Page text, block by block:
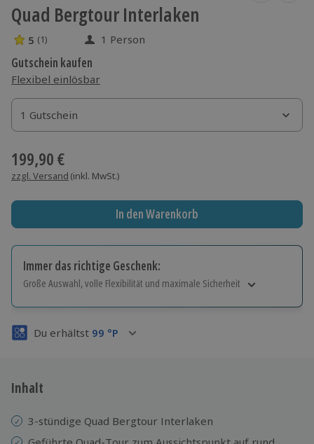
Quad Bergtour Interlaken
5 Sterne von 5 aus 1 Bewertungen
5 (1) 1 Person
Gutschein kaufen
Flexibel einlösbar
1 Gutschein
1 Gutschein
1 Gutschein
199,90 €
zzgl. Versand (inkl. MwSt.)
In den Warenkorb
Immer das richtige Geschenk:
Große Auswahl, volle Flexibilität und maximale Sicherheit
Volle Flexibilität
3 Jahre gültig & verlängerbar.
Du erhältst 99 °P
Inhalt
3-stündige Quad Bergtour Interlaken